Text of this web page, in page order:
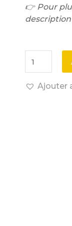
👉 Pour
Ajouter